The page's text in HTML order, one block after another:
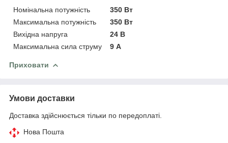
Номінальна потужність
350 Вт
Максимальна потужність
350 Вт
Вихідна напруга
24 В
Максимальна сила струму
9 А
Приховати
Умови доставки
Доставка здійснюється тільки по передоплаті.
Нова Пошта